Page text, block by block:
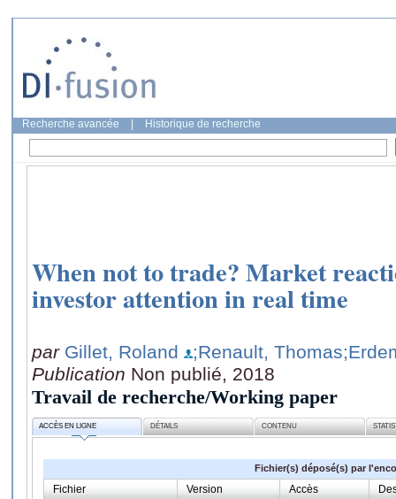
Recherche avancée Historique de recherche
When not to trade? Market
investor attention in real time
par Gillet, Roland ;Renault, Thomas
Publication Non publié, 2018
Travail de recherche/Working paper
ACCÈS EN LIGNE DÉTAILS CONTENU
Fichier(s) déposé(s) par
Fichier Version Accès